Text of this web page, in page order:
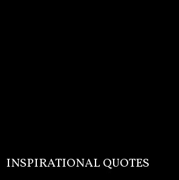
INSPIRATIONAL QUOTES